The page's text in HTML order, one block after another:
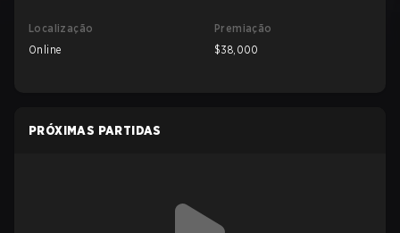
Localização
Online
Premiação
$38,000
PRÓXIMAS PARTIDAS